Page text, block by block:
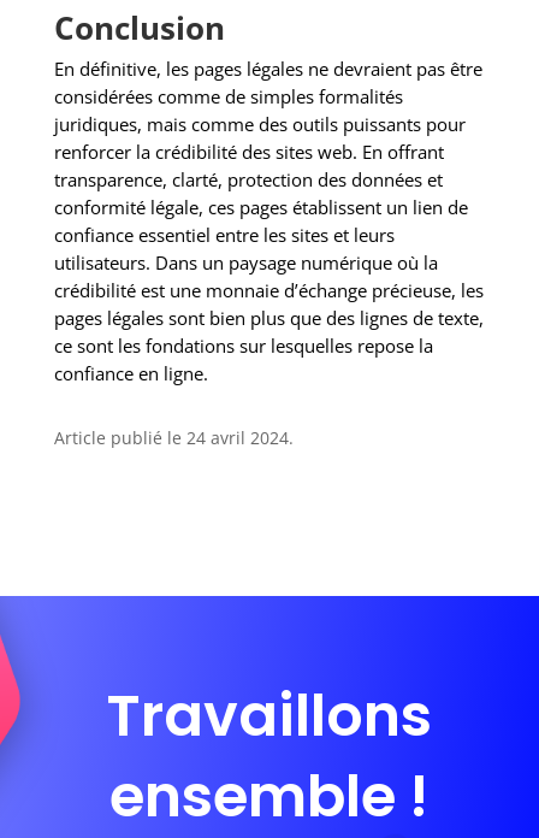
Conclusion
En définitive, les pages légales ne devraient pas être
considérées comme de simples formalités
juridiques, mais comme des outils puissants pour
renforcer la crédibilité des sites web. En offrant
transparence, clarté, protection des données et
conformité légale, ces pages établissent un lien de
confiance essentiel entre les sites et leurs
utilisateurs. Dans un paysage numérique où la
crédibilité est une monnaie d’échange précieuse, les
pages légales sont bien plus que des lignes de texte,
ce sont les fondations sur lesquelles repose la
confiance en ligne.
Article publié le 24 avril 2024.
Travaillons
ensemble !